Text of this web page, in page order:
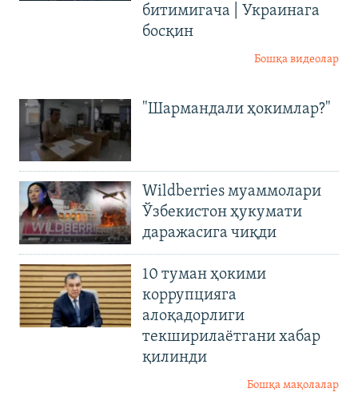
битимигача | Украинага
босқин
Бошқа видеолар
"Шармандали ҳокимлар?"
Wildberries муаммолари
Ўзбекистон ҳукумати
даражасига чиқди
10 туман ҳокими
коррупцияга
алоқадорлиги
текширилаётгани хабар
қилинди
Бошқа мақолалар